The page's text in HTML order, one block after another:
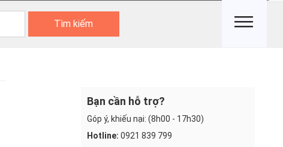
Tìm kiếm
Bạn cần hỗ trợ?
Góp ý, khiếu nại: (8h00 - 17h30)
Hotline: 0921 839 799